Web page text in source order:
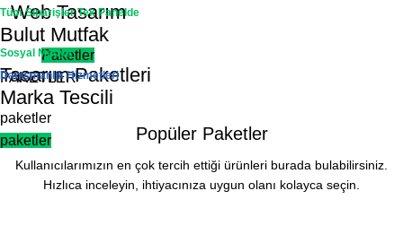
Web Tasarım
Paketler
Tüm Siparişler Tek Panelde
Bulut Mutfak
PAKETLER
Sosyal Medya
Tasarım Paketleri
paketler
Danışmanlık Hizmetleri
Marka Tescili
paketler Popüler Paketler
Kullanıcılarımızın en çok tercih ettiği ürünleri burada bulabilirsiniz.
Hızlıca inceleyin, ihtiyacınıza uygun olanı kolayca seçin.